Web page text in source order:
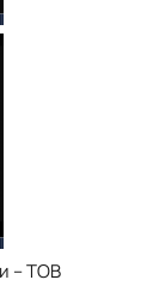
– ТОВ